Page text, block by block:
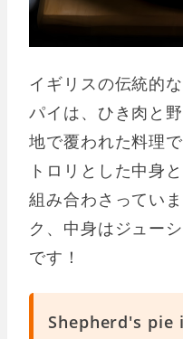
イギリスの伝統的
パイは、ひき肉と
地で覆われた料理
トロリとした中身
組み合わさってい
ク、中身はジュー
です！
Shepherd's pie